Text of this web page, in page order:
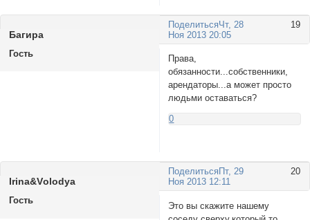
Поделиться 19
Чт, 28
Ноя 2013 20:05
Багирa
Гость
Права,
обязанности...собственники,
арендаторы...а может просто
людьми оставаться?
0
Поделиться 20
Пт, 29
Ноя 2013 12:11
Irina&Vоlodyа
Гость
Это вы скажите нашему